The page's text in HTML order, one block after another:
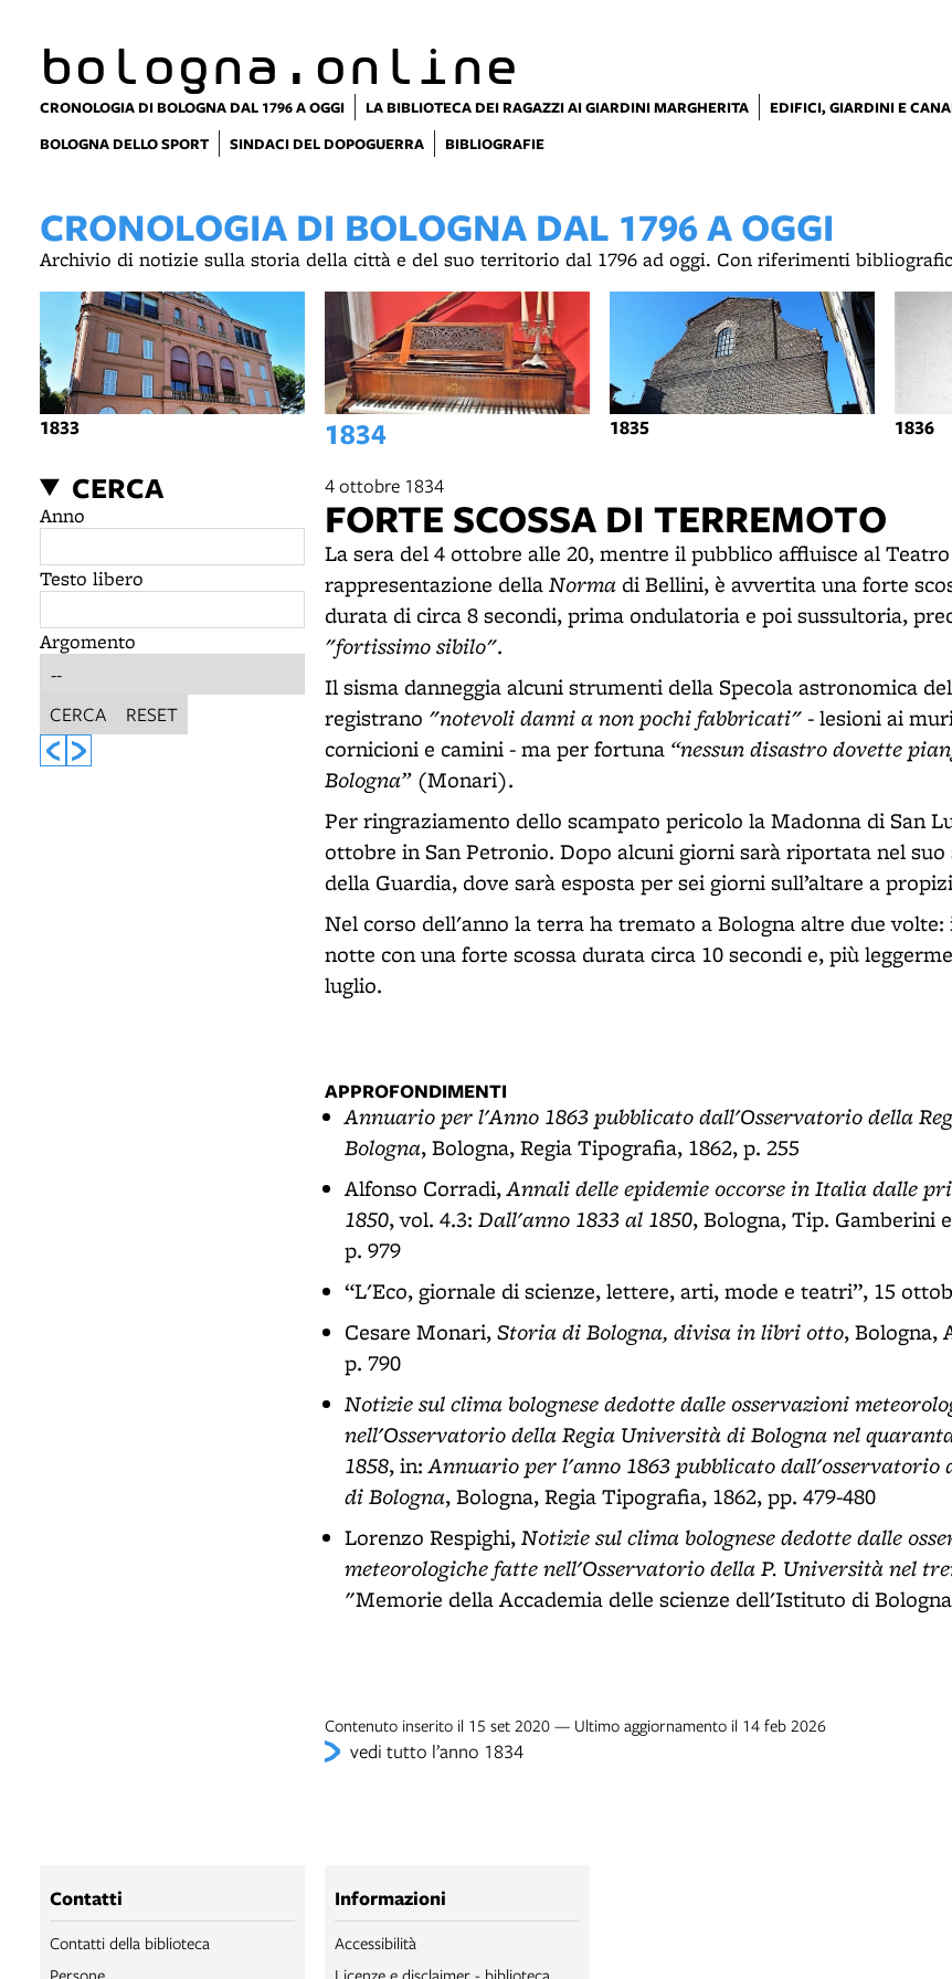
bologna.online
CRONOLOGIA DI BOLOGNA DAL 1796 A OGGI LA BIBLIOTECA DEI RAGAZZI AI GIARDINI MARGHERITA EDIFICI, GIARDINI E
BOLOGNA DELLO SPORT
SINDACI DEL DOPOGUERRA BIBLIOGRAFIE
CRONOLOGIA DI BOLOGNA DAL 1796 A OGGI
Archivio di notizie sulla storia della città e del suo territorio dal 1796 ad oggi. Con riferimenti
1833 1834 1835 1836
CERCA
Anno
Testo libero
Argomento
CERCA RESET
4 ottobre 1834
FORTE SCOSSA DI TERREMOTO
La sera del 4 ottobre alle 20, mentre il pubblico affluisce al
rappresentazione dellaNorma di Bellini, è avvertita una forte
durata di circa 8 secondi, prima ondulatoria e poi sussultoria,
"fortissimo sibilo".
Il sisma danneggia alcuni strumenti della Specola astronomica
registrano "notevoli danni a non pochi fabbricati" -lesioni ai
cornicioni e camini - ma per fortuna “nessun disastro dovette
Bologna”(Monari).
Per ringraziamento dello scampato pericolo la Madonna di San
ottobre in San Petronio. Dopo alcuni giorni sarà riportata nel
della Guardia, dove sarà esposta per sei giorni sull’altare a
Nel corso dell'anno la terra ha tremato a Bologna altre due
notte con una forte scossa durata circa 10 secondi e, più
luglio.
APPROFONDIMENTI
Annuario per l'Anno 1863 pubblicato dall'Osservatorio della
Bologna, Bologna, Regia Tipografia, 1862, p. 255
Alfonso Corradi,Annali delle epidemie occorse in Italia dalle
1850, vol. 4.3: Dall'anno 1833 al 1850, Bologna, Tip. Gamberini
p. 979
“L'Eco, giornale di scienze, lettere, arti, mode e teatri”, 15
Cesare Monari,Storia di Bologna, divisa in libri otto, Bologna,
p. 790
Notizie sul clima bolognese dedotte dalle osservazioni
nell'Osservatorio della Regia Università di Bologna nel
1858, in:Annuario per l'anno 1863 pubblicato dall'osservatorio
di Bologna, Bologna, Regia Tipografia, 1862, pp. 479-480
Lorenzo Respighi,Notizie sul clima bolognese dedotte dalle
meteorologiche fatte nell'Osservatorio della P. Università nel
"Memorie della Accademia delle scienze dell'Istituto di
Contenuto inserito il 15 set 2020 — Ultimo aggiornamento il 14 feb 2026
vedi tutto l’anno 1834
Contatti
Contatti della biblioteca
Persone
Informazioni
Accessibilità
Licenze e disclaimer - biblioteca